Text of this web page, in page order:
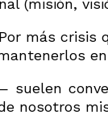
(misión,
más crisis
suelen
nosotros